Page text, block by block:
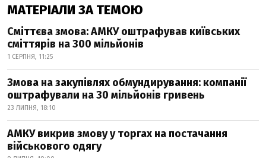
МАТЕРІАЛИ ЗА ТЕМОЮ
Сміттєва змова: АМКУ оштрафував київських
сміттярів на 300 мільйонів
1 СЕРПНЯ, 11:25
Змова на закупівлях обмундирування: компанії
оштрафували на 30 мільйонів гривень
23 ЛИПНЯ, 18:10
АМКУ викрив змову у торгах на постачання
військового одягу